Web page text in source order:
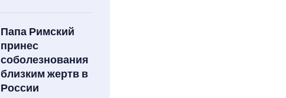
Папа Римский
принес
соболезнования
близким жертв в
России